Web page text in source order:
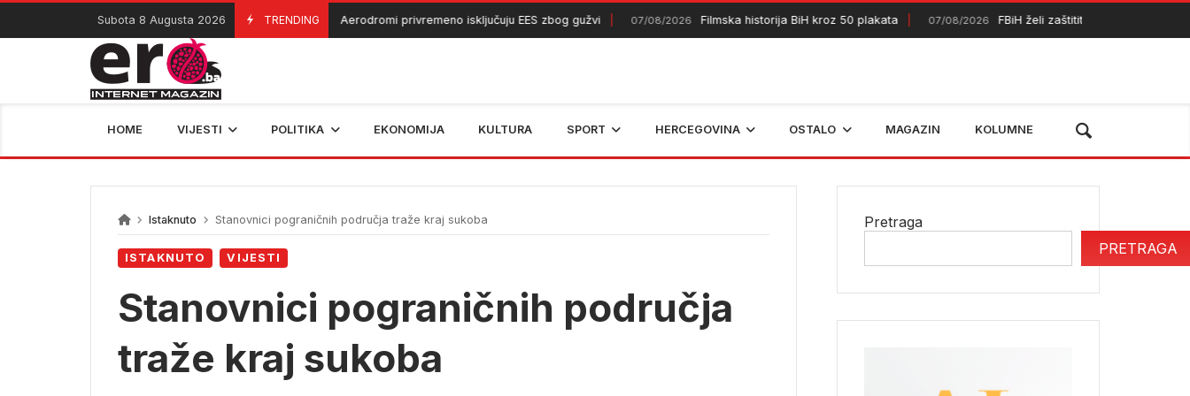
Skip
content
Subota 8 Augusta 2026 TRENDING
07/08/2026 Aerodromi privremeno isključuju EES zbog gužvi 07/08/2026 Filmska historija BiH kroz 50 plakata 07/08/2026 FBiH želi zaštititi dodatnih 50.000
HOME VIJESTI POLITIKA EKONOMIJA KULTURA SPORT HERCEGOVINA OSTALO MAGAZIN KOLUMNE
Istaknuto Stanovnici pograničnih područja traže kraj sukoba
ISTAKNUTO VIJESTI
Stanovnici pograničnih područja
traže kraj sukoba
Pretraga
PRETRAGA